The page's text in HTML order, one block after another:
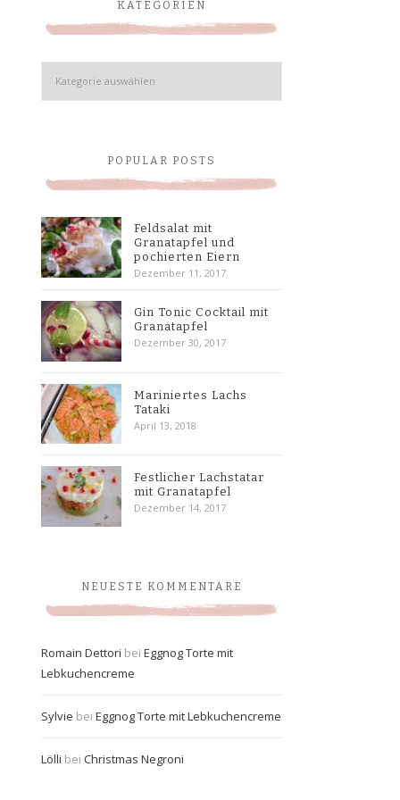
KATEGORIEN
Kategorien
POPULAR POSTS
Feldsalat mit
Granatapfel und
pochierten Eiern
Dezember 11, 2017
Gin Tonic Cocktail mit
Granatapfel
Dezember 30, 2017
Mariniertes Lachs
Tataki
April 13, 2018
Festlicher Lachstatar
mit Granatapfel
Dezember 14, 2017
NEUESTE KOMMENTARE
Romain Dettori bei Eggnog Torte mit
Lebkuchencreme
Sylvie bei Eggnog Torte mit Lebkuchencreme
Lölli bei Christmas Negroni